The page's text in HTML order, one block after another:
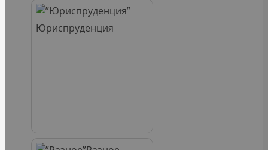
Юриспруденция